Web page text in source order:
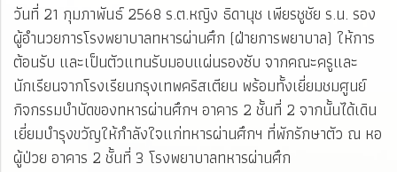
วันที่ 21 กุมภาพันธ์ 2568 ร.ต.หญิง ธิดานุช เพียรชูชัย ร.น. รอง
ผู้อำนวยการโรงพยาบาลทหารผ่านศึก (ฝ่ายการพยาบาล) ให้การ
ต้อนรับ และเป็นตัวแทนรับมอบแผ่นรองซับ จากคณะครูและ
นักเรียนจากโรงเรียนกรุงเทพคริสเตียน พร้อมทั้งเยี่ยมชมศูนย์
กิจกรรมบำบัดของทหารผ่านศึกฯ อาคาร 2 ชั้นที่ 2 จากนั้นได้เดิน
เยี่ยมบำรุงขวัญให้กำลังใจแก่ทหารผ่านศึกฯ ที่พักรักษาตัว ณ หอ
ผู้ป่วย อาคาร 2 ชั้นที่ 3 โรงพยาบาลทหารผ่านศึก